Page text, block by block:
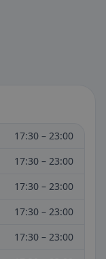
17:30 – 23:00
17:30 – 23:00
17:30 – 23:00
17:30 – 23:00
17:30 – 23:00